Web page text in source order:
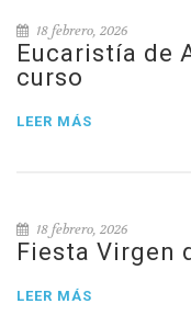
18 febrero, 2026
Eucaristía de
curso
LEER MÁS
18 febrero, 2026
Fiesta Virgen
LEER MÁS